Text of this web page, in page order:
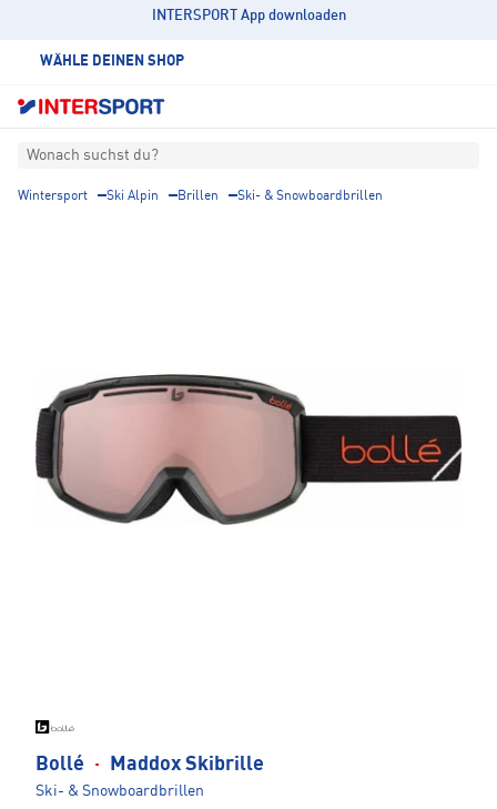
INTERSPORT App downloaden
WÄHLE DEINEN SHOP
Wonach suchst du?
Wintersport Ski Alpin Brillen Ski- & Snowboardbrillen
Bollé · Maddox Skibrille
Ski- & Snowboardbrillen